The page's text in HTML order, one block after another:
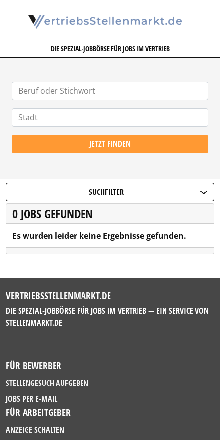
DIE SPEZIAL-JOBBÖRSE FÜR JOBS IM VERTRIEB
JETZT FINDEN
SUCHFILTER
0 JOBS GEFUNDEN
Es wurden leider keine Ergebnisse gefunden.
VERTRIEBSSTELLENMARKT.DE
DIE SPEZIAL-JOBBÖRSE FÜR JOBS IM VERTRIEB — EIN SERVICE VON
STELLENMARKT.DE
FÜR BEWERBER
STELLENGESUCH AUFGEBEN
JOBS PER E-MAIL
FÜR ARBEITGEBER
ANZEIGE SCHALTEN